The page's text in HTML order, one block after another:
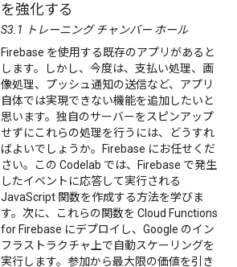
を強化する
S3.1 トレーニング チャンバー ホール
Firebase を使用する既存のアプリがあると
します。しかし、今度は、支払い処理、画
像処理、プッシュ通知の送信など、アプリ
自体では実現できない機能を追加したいと
思います。独自のサーバーをスピンアップ
せずにこれらの処理を行うには、どうすれ
ばよいでしょうか。Firebase にお任せくだ
さい。この Codelab では、Firebase で発生
したイベントに応答して実行される
JavaScript 関数を作成する方法を学びま
す。次に、これらの関数を Cloud Functions
for Firebase にデプロイし、Google のイン
フラストラクチャ上で自動スケーリングを
実行します。参加から最大限の価値を引き